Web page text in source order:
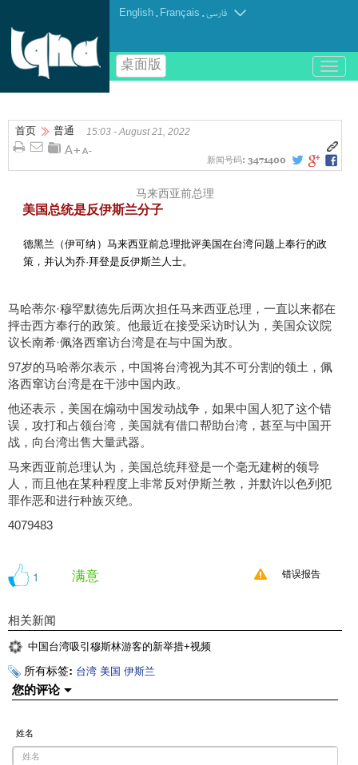
English . Français .فارسی
桌面版
باز
و
کردن
首页 普通 15:03 - August 21, 2022
新闻号码: 3471400
马来西亚前总理
美国总统是反伊斯兰分子
德黑兰（伊可纳）马来西亚前总理批评美国在台湾问题上奉行的政
策，并认为乔·拜登是反伊斯兰人士。
马哈蒂尔·穆罕默德先后两次担任马来西亚总理，一直以来都在
抨击西方奉行的政策。他最近在接受采访时认为，美国众议院
议长南希·佩洛西窜访台湾是在与中国为敌。
97岁的马哈蒂尔表示，中国将台湾视为其不可分割的领土，佩
洛西窜访台湾是在干涉中国内政。
他还表示，美国在煽动中国发动战争，如果中国人犯了这个错
误，攻打和占领台湾，美国就有借口帮助台湾，甚至与中国开
战，向台湾出售大量武器。
马来西亚前总理认为，美国总统拜登是一个毫无建树的领导
人，而且他在某种程度上非常反对伊斯兰教，并默许以色列犯
罪作恶和进行种族灭绝。
4079483
1 满意 错误报告
相关新闻
中国台湾吸引穆斯林游客的新举措+视频
所有标签: 台湾 美国 伊斯兰
您的评论
姓名